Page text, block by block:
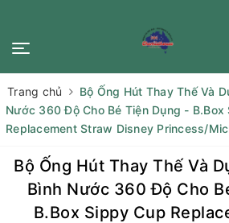
Trang chủ
Bộ Ống Hút Thay Thế Và
Nước 360 Độ Cho Bé Tiện Dụng - B.Box
Replacement Straw Disney Princess/
Bộ Ống Hút Thay Thế Và
Bình Nước 360 Độ Cho
B.Box Sippy Cup